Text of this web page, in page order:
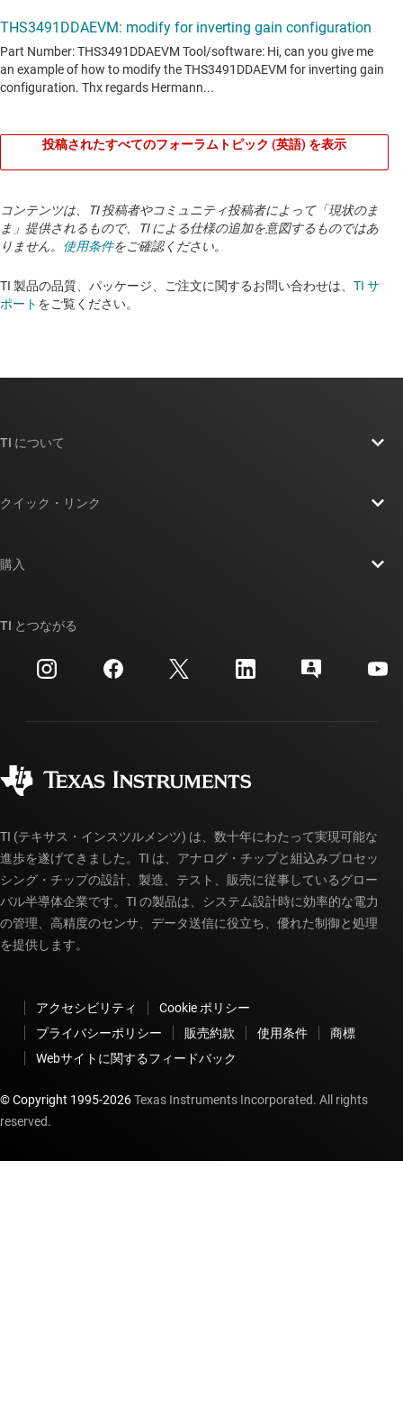
投稿されたすべてのフォーラムトピック (英語) を表示
コンテンツは、TI 投稿者やコミュニティ投稿者によって「現状のま
ま」提供されるもので、TI による仕様の追加を意図するものではあ
りません。 使用条件をご確認ください。
TI 製品の品質、パッケージ、ご注文に関するお問い合わせは、 TI サ
ポート をご覧ください。
TI について
投資家向け情報
製造
クイック・リンク
クロスリファレンス検索
カスタマー・サポート・センター
myTI アカウントの FAQ
購入
ご注文に関する FAQ
TI とつながる
TI (テキサス・インスツルメンツ) は、数十年にわたって実現可能な
進歩を遂げてきました。TI は、アナログ・チップと組込みプロセッ
シング・チップの設計、製造、テスト、販売に従事しているグロー
バル半導体企業です。TI の製品は、システム設計時に効率的な電力
の管理、高精度のセンサ、データ送信に役立ち、優れた制御と処理
を提供します。
アクセシビリティ
Cookie ポリシー
プライバシーポリシー
販売約款 使用条件
商標
Webサイトに関するフィードバック
© Copyright 1995-2026Texas Instruments Incorporated. All rights
reserved.